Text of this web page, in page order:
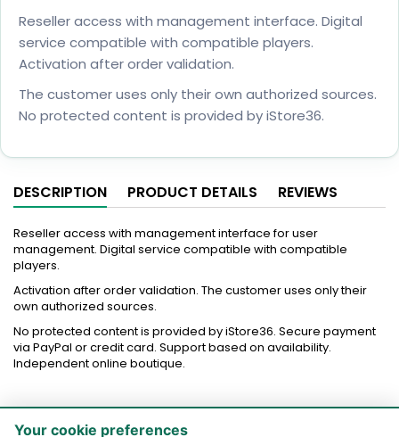
Your cookie preferences
Reseller access with management interface. Digital
service compatible with compatible players.
Activation after order validation.
The customer uses only their own authorized sources.
No protected content is provided by iStore36.
DESCRIPTION PRODUCT DETAILS REVIEWS
Reseller access with management interface for user
management. Digital service compatible with compatible
players.
Activation after order validation. The customer uses only their
own authorized sources.
No protected content is provided by iStore36. Secure payment
via PayPal or credit card. Support based on availability.
Independent online boutique.